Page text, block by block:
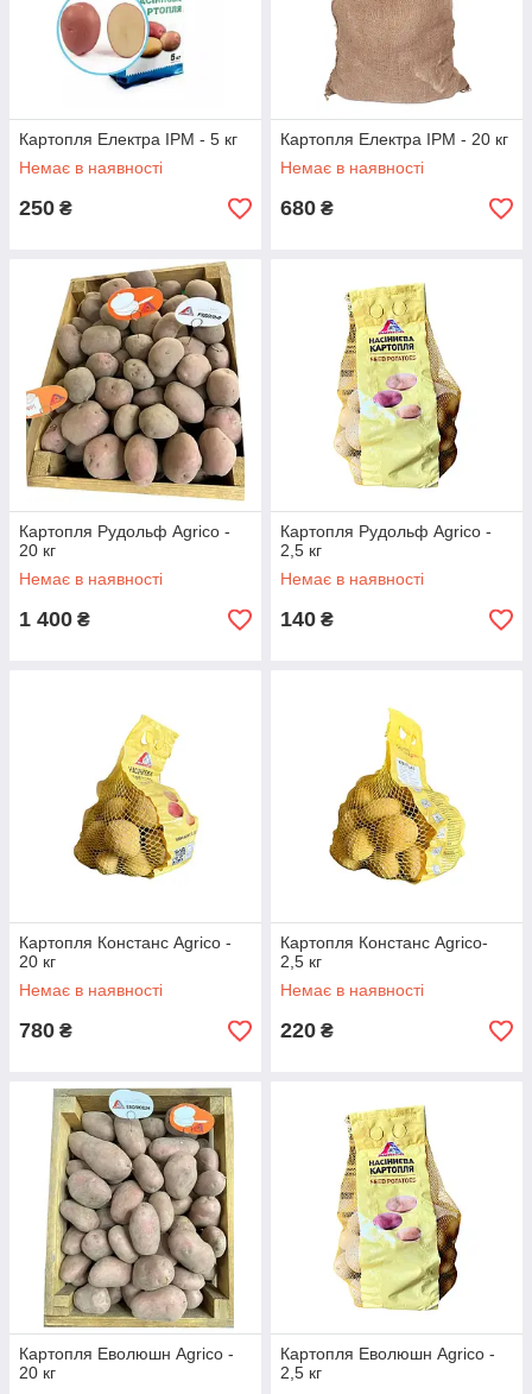
Картопля Електра IPM - 5 кг
Немає в наявності
250 ₴
Картопля Електра IPM - 20 кг
Немає в наявності
680 ₴
Картопля Рудольф Agrico -
20 кг
Немає в наявності
1 400 ₴
Картопля Рудольф Agrico -
2,5 кг
Немає в наявності
140 ₴
Картопля Констанс Agrico -
20 кг
Немає в наявності
780 ₴
Картопля Констанс Agrico-
2,5 кг
Немає в наявності
220 ₴
Картопля Еволюшн Agrico -
20 кг
Картопля Еволюшн Agrico -
2,5 кг